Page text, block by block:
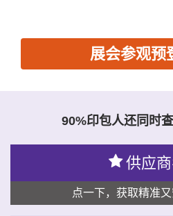
展会参观预
90%印包人还同时
供应
点一下，获取精准